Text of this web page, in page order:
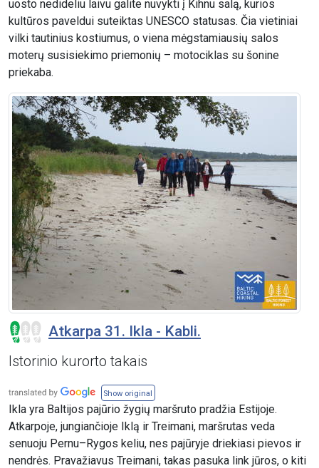
uosto nedideliu laivu galite nuvykti į Kihnu salą, kurios
kultūros paveldui suteiktas UNESCO statusas. Čia vietiniai
vilki tautinius kostiumus, o viena mėgstamiausių salos
moterų susisiekimo priemonių – motociklas su šonine
priekaba.
Atkarpa 31. Ikla - Kabli.
Istorinio kurorto takais
Show original
Ikla yra Baltijos pajūrio žygių maršruto pradžia Estijoje.
Atkarpoje, jungiančioje Iklą ir Treimani, maršrutas veda
senuoju Pernu–Rygos keliu, nes pajūryje driekiasi pievos ir
nendrės. Pravažiavus Treimani, takas pasuka link jūros, o kiti